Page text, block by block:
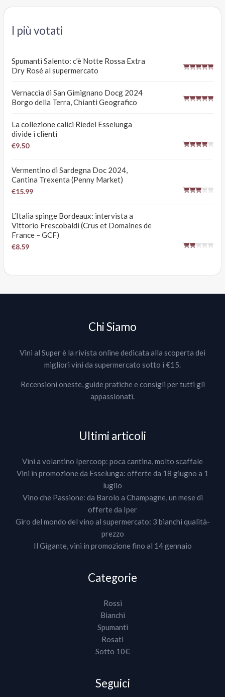
I più votati
Spumanti Salento: c’è Notte Rossa Extra
Dry Rosé al supermercato
Vernaccia di San Gimignano Docg 2024
Borgo della Terra, Chianti Geografico
La collezione calici Riedel Esselunga
divide i clienti
€9.50
Vermentino di Sardegna Doc 2024,
Cantina Trexenta (Penny Market)
€15.99
L’Italia spinge Bordeaux: intervista a
Vittorio Frescobaldi (Crus et Domaines de
France – GCF)
€8.59
Chi Siamo
Vini al Super è la rivista online dedicata alla scoperta dei
migliori vini da supermercato sotto i €15.
Recensioni oneste, guide pratiche e consigli per tutti gli
appassionati.
Ultimi articoli
Vini a volantino Ipercoop: poca cantina, molto scaffale
Vini in promozione da Esselunga: offerte da 18 giugno a 1
luglio
Vino che Passione: da Barolo a Champagne, un mese di
offerte da Iper
Giro del mondo del vino al supermercato: 3 bianchi qualità-
prezzo
Il Gigante, vini in promozione fino al 14 gennaio
Categorie
Rossi
Bianchi
Spumanti
Rosati
Sotto 10€
Seguici